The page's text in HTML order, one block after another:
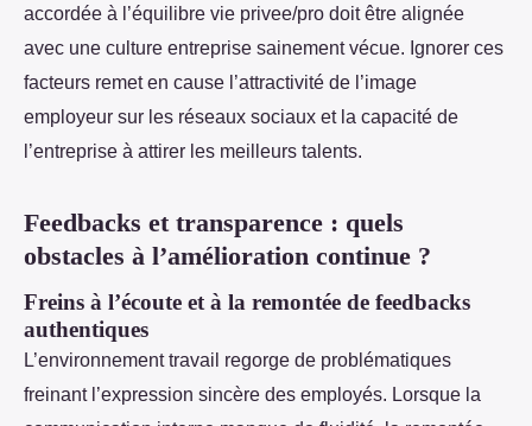
accordée à l’équilibre vie privee/pro doit être alignée
avec une culture entreprise sainement vécue. Ignorer ces
facteurs remet en cause l’attractivité de l’image
employeur sur les réseaux sociaux et la capacité de
l’entreprise à attirer les meilleurs talents.
Feedbacks et transparence : quels
obstacles à l’amélioration continue ?
Freins à l’écoute et à la remontée de feedbacks
authentiques
L’environnement travail regorge de problématiques
freinant l’expression sincère des employés. Lorsque la